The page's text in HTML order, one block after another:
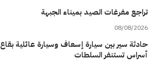
تراجع مفرغات الصيد بميناء الجبهة
08/08/2026
حادثة سير بين سيارة إسعاف وسيارة عائلية بقاع
أسراس تستنفر السلطات